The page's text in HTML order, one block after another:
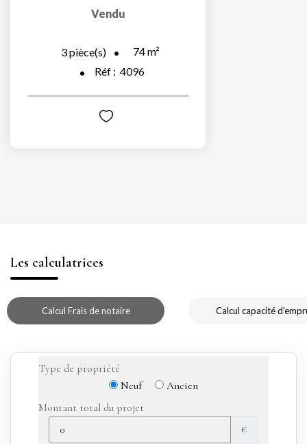
Vendu
3pièce(s) 74m²
Réf : 4096
Les calculatrices
Calcul Frais de notaire Calcul capacité